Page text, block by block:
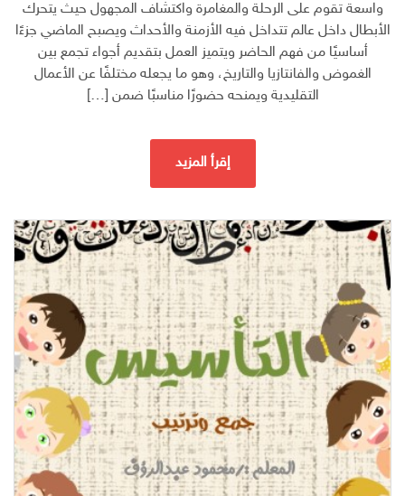
واسعة تقوم على الرحلة والمغامرة واكتشاف المجهول حيث يتحرك
الأبطال داخل عالم تتداخل فيه الأزمنة والأحداث ويصبح الماضي جزءًا
أساسيًا من فهم الحاضر ويتميز العمل بتقديم أجواء تجمع بين
الغموض والفانتازيا والتاريخ، وهو ما يجعله مختلفًا عن الأعمال
التقليدية ويمنحه حضورًا مناسبًا ضمن […]
إقرأ المزيد